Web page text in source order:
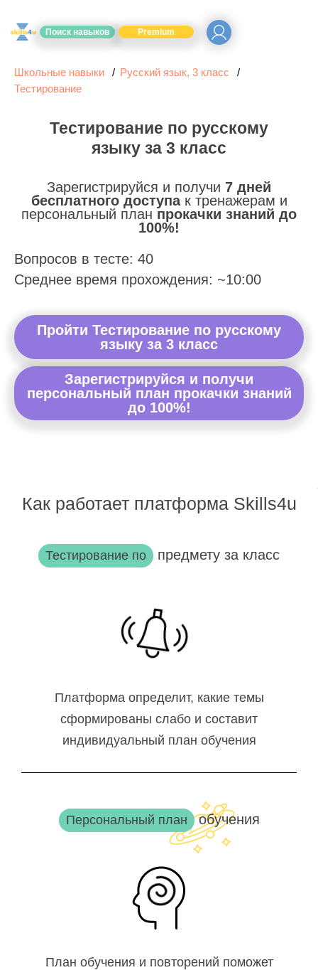
Поиск навыков Premium
Школьные навыки
Русский язык, 3 класс
Тестирование
Тестирование по русскому
языку за 3 класс
Зарегистрируйся и получи 7 дней
бесплатного доступак тренажерам и
персональный план прокачки знаний до
100%!
Вопросов в тесте: 40
Среднее время прохождения: ~10:00
Пройти Тестирование по русскому
языку за 3 класс
Зарегистрируйся и получи
персональный план прокачки знаний
до 100%!
Как работает платформа Skills4u
Тестирование по предмету за класс
Платформа определит, какие темы
сформированы слабо и составит
индивидуальный план обучения
Персональный план обучения
План обучения и повторений поможет